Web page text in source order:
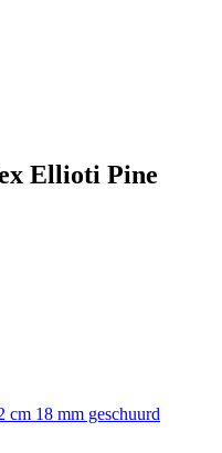
Ellioti Pine
cm 18 mm geschuurd